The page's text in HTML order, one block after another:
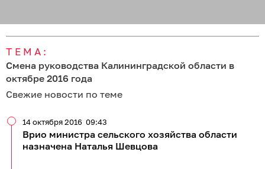
ТЕМА:
Смена руководства Калининградской области в
октябре 2016 года
Свежие новости по теме
Врио министра сельского хозяйства области
назначена Наталья Шевцова
14 октября 2016 09:43